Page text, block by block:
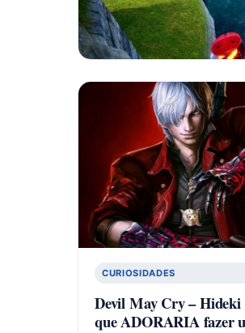
CURIOSIDADES
Devil May Cry –
que ADORARIA fazer